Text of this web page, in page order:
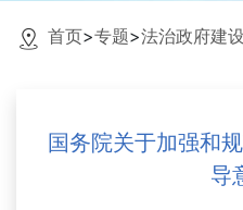
首页>专题>法治政府建
国务院关于加强和
导